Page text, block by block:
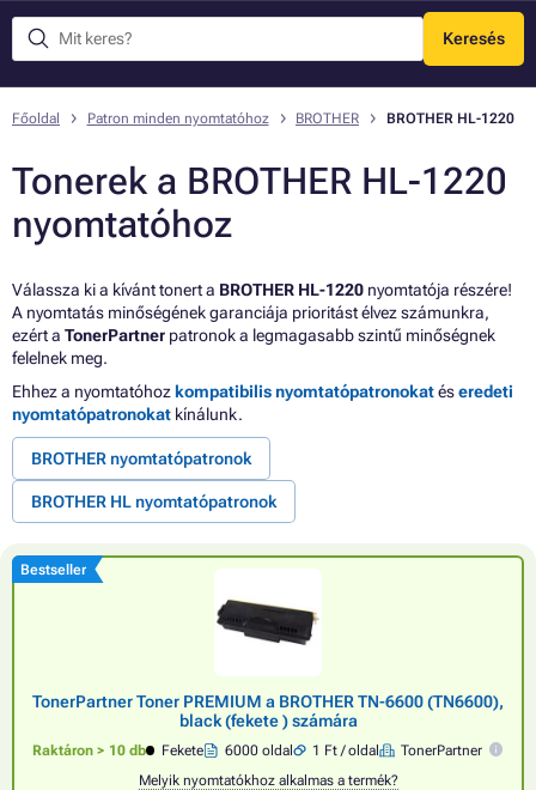
Keresés
Menü
Főoldal Patron minden nyomtatóhoz BROTHER BROTHER HL-1220
Tonerek a BROTHER HL-1220
nyomtatóhoz
Válassza ki a kívánt tonert a BROTHER HL-1220 nyomtatója részére!
A nyomtatás minőségének garanciája prioritást élvez számunkra,
ezért a TonerPartner patronok a legmagasabb szintű minőségnek
felelnek meg.
Ehhez a nyomtatóhoz kompatibilis nyomtatópatronokatéseredeti
nyomtatópatronokat kínálunk.
BROTHER nyomtatópatronok
BROTHER HL nyomtatópatronok
Bestseller
TonerPartner Toner PREMIUM a BROTHER TN-6600 (TN6600),
black (fekete ) számára
Raktáron > 10 db Fekete 6000 oldal 1 Ft / oldal
TonerPartner
Melyik nyomtatókhoz alkalmas a termék?